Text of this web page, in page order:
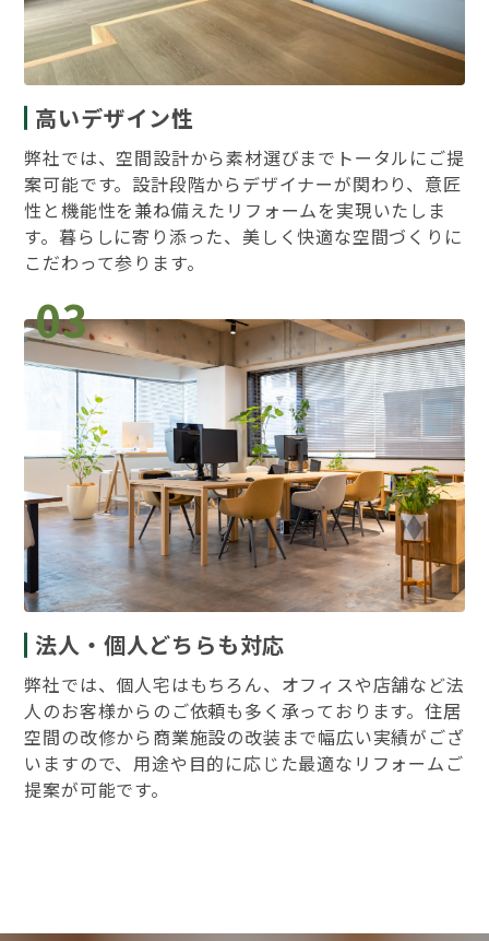
高いデザイン性
弊社では、空間設計から素材選びまでトータルにご提
案可能です。設計段階からデザイナーが関わり、意匠
性と機能性を兼ね備えたリフォームを実現いたしま
す。暮らしに寄り添った、美しく快適な空間づくりに
こだわって参ります。
03
法人・個人どちらも対応
弊社では、個人宅はもちろん、オフィスや店舗など法
人のお客様からのご依頼も多く承っております。住居
空間の改修から商業施設の改装まで幅広い実績がござ
いますので、用途や目的に応じた最適なリフォームご
提案が可能です。